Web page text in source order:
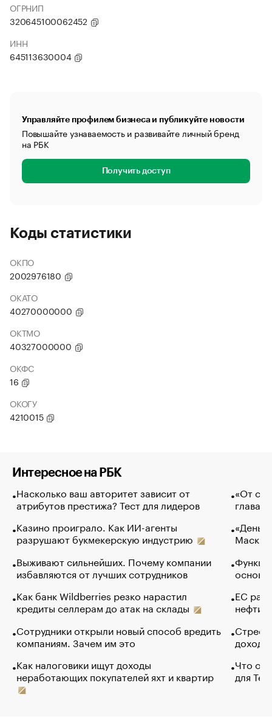
ОГРНИП
320645100062452
ИНН
645113630004
Управляйте профилем бизнеса и публикуйте новости
Повышайте узнаваемость и развивайте личный бренд
на РБК
Получить доступ
Коды статистики
ОКПО
2002976180
ОКАТО
40270000000
ОКТМО
40327000000
ОКФС
16
ОКОГУ
4210015
Интересное на РБК
Насколько ваш авторитет зависит от
атрибутов престижа? Тест для лидеров
Казино проиграло. Как ИИ-агенты
разрушают букмекерскую индустрию
Выживают сильнейших. Почему компании
избавляются от лучших сотрудников
Как банк Wildberries резко нарастил
кредиты селлерам до атак на склады
Сотрудники открыли новый способ вредить
компаниям. Зачем им это
Как налоговики ищут доходы
неработающих покупателей яхт и квартир
«От
глава
Маск в
основ
ЕС
нефти
Что
для